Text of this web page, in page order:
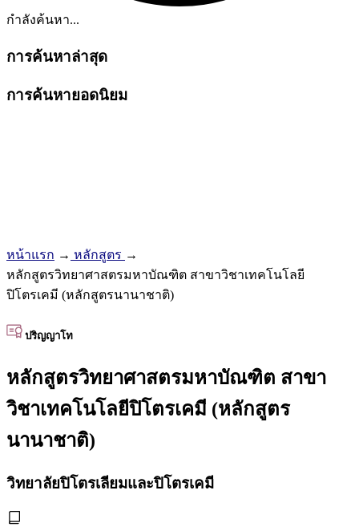
กำลังค้นหา...
การค้นหาล่าสุด
การค้นหายอดนิยม
หน้าแรก → หลักสูตร →
หลักสูตรวิทยาศาสตรมหาบัณฑิต สาขาวิชาเทคโนโลยี
ปิโตรเคมี (หลักสูตรนานาชาติ)
ปริญญาโท
หลักสูตรวิทยาศาสตรมหาบัณฑิต สาขา
วิชาเทคโนโลยีปิโตรเคมี (หลักสูตร
นานาชาติ)
วิทยาลัยปิโตรเลียมและปิโตรเคมี